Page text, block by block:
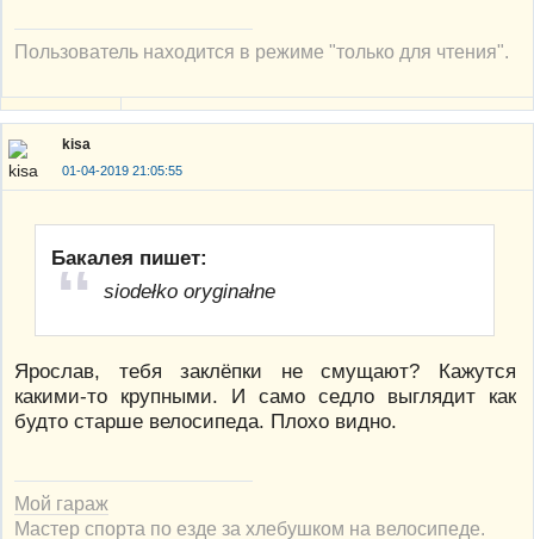
Пользователь находится в режиме "только для чтения".
kisa
01-04-2019 21:05:55
Бакалея пишет:
siodełko oryginałne
Ярослав, тебя заклёпки не смущают? Кажутся
какими-то крупными. И само седло выглядит как
будто старше велосипеда. Плохо видно.
Мой гараж
Мастер спорта по езде за хлебушком на велосипеде.